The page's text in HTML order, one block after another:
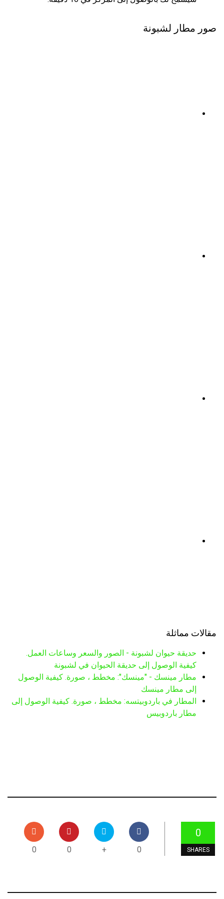
صور مطار لشبونة
مقالات مماثلة
حديقة حيوان لشبونة - الصور والسعر وساعات العمل.
كيفية الوصول إلى حديقة الحيوان في لشبونة
مطار مينسك - "مينسك": مخطط ، صورة. كيفية الوصول
إلى مطار مينسك
المطار في باردوبيتسه: مخطط ، صورة. كيفية الوصول إلى
مطار باردوبيس
0
SHARES
0
+
0
0